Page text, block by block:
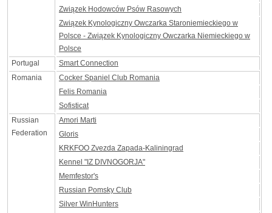
Związek Hodowców Psów Rasowych
Związek Kynologiczny Owczarka Staroniemieckiego w
Polsce - Związek Kynologiczny Owczarka Niemieckiego w
Polsce
Portugal
Smart Connection
Romania
Cocker Spaniel Club Romania
Felis Romania
Sofisticat
Russian
Federation
Amori Marti
Gloris
KRKFOO Zvezda Zapada-Kaliningrad
Kennel "IZ DIVNOGORJA"
Memfestor's
Russian Pomsky Club
Silver WinHunters